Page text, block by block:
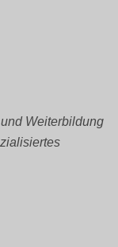
Weiterbildung